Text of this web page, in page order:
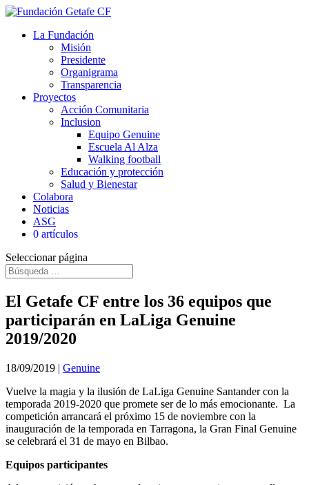
La Fundación
Misión
Presidente
Organigrama
Transparencia
Proyectos
Acción Comunitaria
Inclusion
Equipo Genuine
Escuela Al Alza
Walking football
Educación y protección
Salud y Bienestar
Colabora
Noticias
ASG
0 artículos
Seleccionar página
El Getafe CF entre los 36 equipos que
participarán en LaLiga Genuine
2019/2020
18/09/2019 | Genuine
Vuelve la magia y la ilusión de LaLiga Genuine Santander con la
temporada 2019-2020 que promete ser de lo más emocionante. La
competición arrancará el próximo 15 de noviembre con la
inauguración de la temporada en Tarragona, la Gran Final Genuine
se celebrará el 31 de mayo en Bilbao.
Equipos participantes